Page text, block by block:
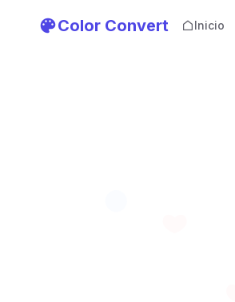
Color Convert Inicio